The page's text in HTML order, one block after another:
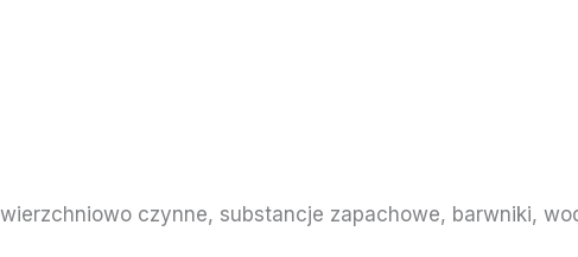
czynne, substancje zapachowe, barwniki,